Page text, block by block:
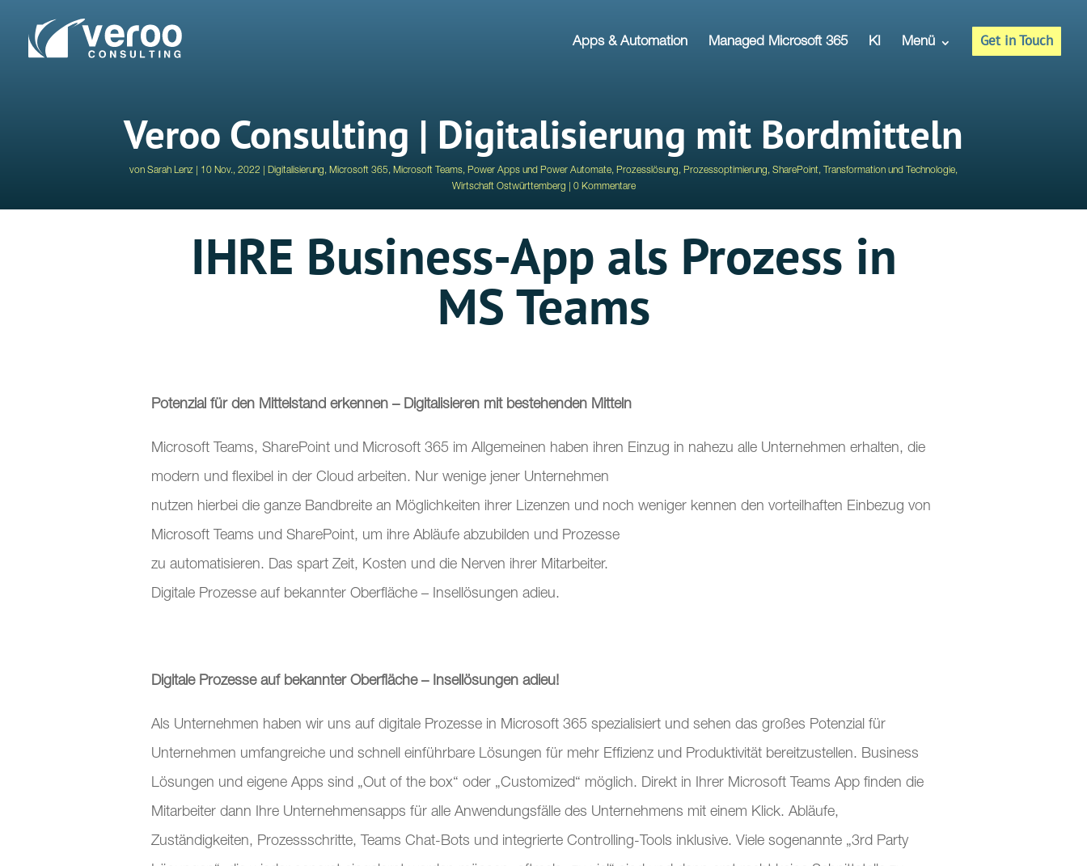
Apps & Automation Managed Microsoft 365 KI Menü Get in Touch
Veroo Consulting | Digitalisierung mit Bordmitteln
von Sarah Lenz 10 Nov., 2022 Digitalisierung, Microsoft 365, Microsoft Teams, Power Apps und Power Automate, Prozesslösung, Prozessoptimierung, SharePoint, Transformation und Technologie,
Wirtschaft Ostwürttemberg
0 Kommentare
IHRE Business-App als Prozess in
MS Teams
Potenzial für den Mittelstand erkennen – Digitalisieren mit bestehenden Mitteln
Microsoft Teams, SharePoint und Microsoft 365 im Allgemeinen haben ihren Einzug in nahezu alle Unternehmen erhalten, die
modern und flexibel in der Cloud arbeiten. Nur wenige jener Unternehmen
nutzen hierbei die ganze Bandbreite an Möglichkeiten ihrer Lizenzen und noch weniger kennen den vorteilhaften Einbezug von
Microsoft Teams und SharePoint, um ihre Abläufe abzubilden und Prozesse
zu automatisieren. Das spart Zeit, Kosten und die Nerven ihrer Mitarbeiter.
Digitale Prozesse auf bekannter Oberfläche – Insellösungen adieu.
Digitale Prozesse auf bekannter Oberfläche – Insellösungen adieu!
Als Unternehmen haben wir uns auf digitale Prozesse in Microsoft 365 spezialisiert und sehen das großes Potenzial für
Unternehmen umfangreiche und schnell einführbare Lösungen für mehr Effizienz und Produktivität bereitzustellen. Business
Lösungen und eigene Apps sind „Out of the box“ oder „Customized“ möglich. Direkt in Ihrer Microsoft Teams App finden die
Mitarbeiter dann Ihre Unternehmensapps für alle Anwendungsfälle des Unternehmens mit einem Klick. Abläufe,
Zuständigkeiten, Prozessschritte, Teams Chat-Bots und integrierte Controlling-Tools inklusive. Viele sogenannte „3rd Party